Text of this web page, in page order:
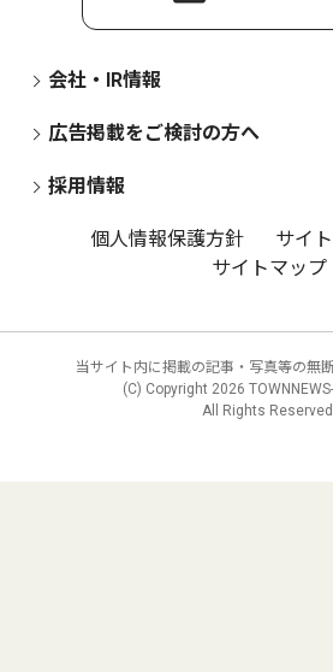
会社・IR情報
広告掲載をご検討の方へ
採用情報
個人情報保護方針
サイ
サイトマップ
当サイト内に掲載の記事・写真等の無
(C) Copyright 2026
All Rights